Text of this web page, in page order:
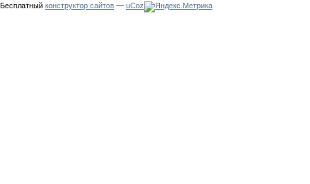
Бесплатный конструктор сайтов — uCoz